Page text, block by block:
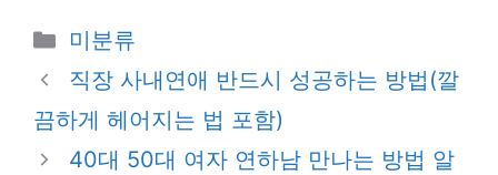
카
테
리
미분류
직장 사내연애 반드시 성공하는 방법(깔
끔하게 헤어지는 법 포함)
40대 50대 여자 연하남 만나는 방법 알